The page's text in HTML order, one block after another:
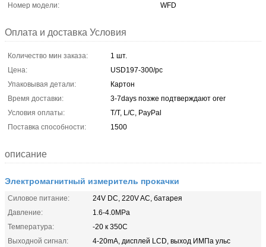
Номер модели:
WFD
Оплата и доставка Условия
Количество мин заказа:
1 шт.
Цена:
USD197-300/pc
Упаковывая детали:
Картон
Время доставки:
3-7days позже подтверждают orer
Условия оплаты:
T/T, L/C, PayPal
Поставка способности:
1500
описание
Электромагнитный измеритель прокачки
Силовое питание:
24V DC, 220V AC, батарея
Давление:
1.6-4.0MPa
Температура:
-20 к 350C
Выходной сигнал:
4-20mA, дисплей LCD, выход ИМПа ульс